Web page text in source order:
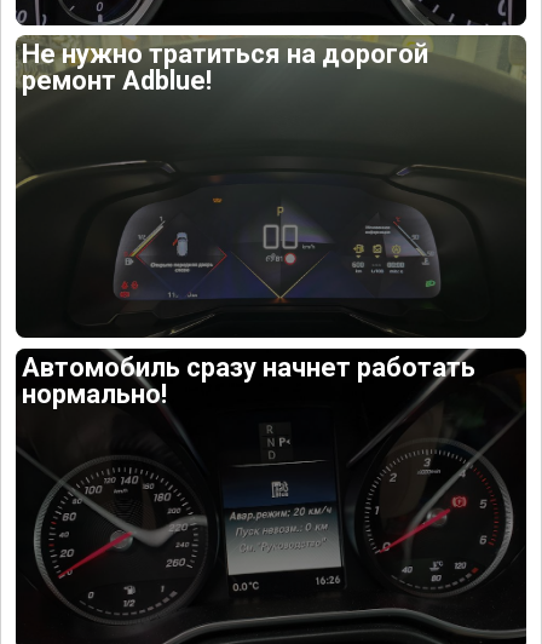
Не нужно тратиться на дорогой
ремонт Adblue!
Автомобиль сразу начнет работать
нормально!